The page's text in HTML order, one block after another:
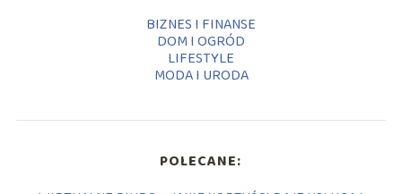
BIZNES I FINANSE
DOM I OGRÓD
LIFESTYLE
MODA I URODA
POLECANE: